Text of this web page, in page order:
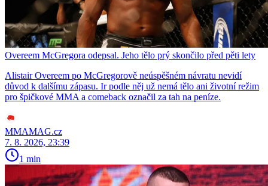
Overeem McGregora odepsal. Jeho tělo prý skončilo před pěti lety
Alistair Overeem po McGregorově neúspěšném návratu nevidí
důvod k dalšímu zápasu. Ir podle něj už nemá tělo ani životní režim
pro špičkové MMA a comeback označil za tah na peníze.
MMAMAG.cz
7. 8. 2026, 23:39
1 min